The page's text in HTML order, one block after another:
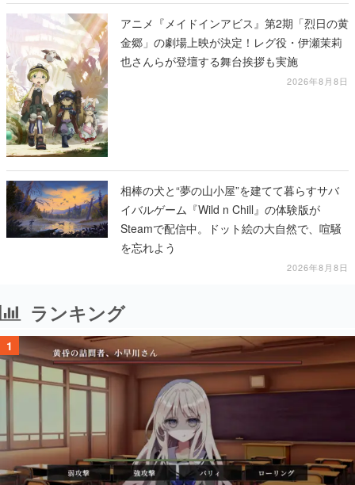
アニメ『メイドインアビス』第2期「烈日の黄
金郷」の劇場上映が決定！レグ役・伊瀬茉莉
也さんらが登壇する舞台挨拶も実施
2026年8月8日
相棒の犬と“夢の山小屋”を建てて暮らすサバ
イバルゲーム『Wild n Chill』の体験版が
Steamで配信中。ドット絵の大自然で、喧騒
を忘れよう
2026年8月8日
ランキング
1